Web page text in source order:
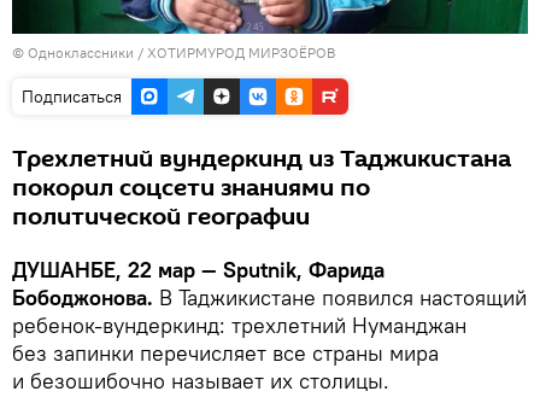
© Одноклассники / ХОТИРМУРОД МИРЗОЁРОВ
Подписаться
Трехлетний вундеркинд из Таджикистана
покорил соцсети знаниями по
политической географии
ДУШАНБЕ, 22 мар — Sputnik, Фарида
Бободжонова. В Таджикистане появился настоящий
ребенок-вундеркинд: трехлетний Нуманджан
без запинки перечисляет все страны мира
и безошибочно называет их столицы.